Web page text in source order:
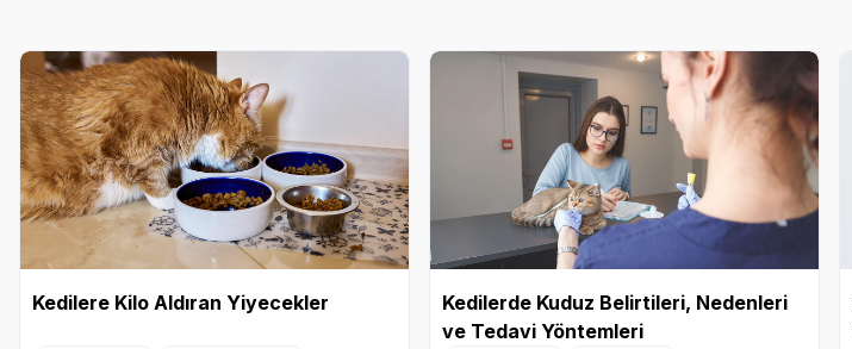
Kedilere Kilo Aldıran Yiyecekler
Kedilerde Kuduz Belirtileri, Nedenleri
ve Tedavi Yöntemleri